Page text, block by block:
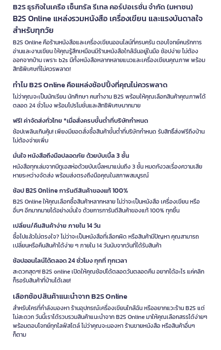
B2S ธุรกิจในเครือ เซ็นทรัล รีเทล คอร์ปอเรชั่น จำกัด (มหาชน)
B2S Online แหล่งรวมหนังสือ เครื่องเขียน และแรงบันดาลใจ
สำหรับทุกวัย
B2S Online คือร้านหนังสือและเครื่องเขียนออนไลน์ที่ครบครัน ตอบโจทย์คนรักการ
อ่านและงานเขียน ให้คุณรู้สึกเหมือนมีร้านหนังสือใกล้ฉันอยู่ในมือ ช้อปง่าย ไม่ต้อง
ออกจากบ้าน เพราะ b2s มีทั้งหนังสือหลากหลายแนวและเครื่องเขียนคุณภาพ พร้อม
สิทธิพิเศษที่ไม่ควรพลาด!
ทำไม B2S Online คือแหล่งช้อปปิ้งที่คุณไม่ควรพลาด
ไม่ว่าคุณจะเป็นนักเรียน นักศึกษา คนทำงาน B2S พร้อมให้คุณเลือกสินค้าคุณภาพได้
ตลอด 24 ชั่วโมง พร้อมโปรโมชั่นและสิทธิพิเศษมากมาย
ฟรี! ค่าจัดส่งทั่วไทย *เมื่อสั่งครบขั้นต่ำที่บริษัทกำหนด
ช้อปเพลินเกินคุ้ม! เพียงมียอดสั่งซื้อสินค้าขั้นต่ำที่บริษัทกำหนด รับสิทธิ์ส่งฟรีถึงบ้าน
ไม่ต้องจ่ายเพิ่ม
มั่นใจ หนังสือถึงมือปลอดภัย ด้วยบับเบิ้ล 3 ชั้น
หนังสือทุกเล่มจากบีทูเอสห่อด้วยบับเบิ้ลหนาแน่นถึง 3 ชั้น หมดกังวลเรื่องความเสีย
หายระหว่างจัดส่ง พร้อมส่งตรงถึงมือคุณในสภาพสมบูรณ์
ช้อป B2S Online การันตีสินค้าของแท้ 100%
B2S Online ให้คุณเลือกซื้อสินค้าหลากหลาย ไม่ว่าจะเป็นหนังสือ เครื่องเขียน หรือ
อื่นๆ อีกมากมายได้อย่างมั่นใจ ด้วยการการันตีสินค้าของแท้ 100% ทุกชิ้น
เปลี่ยน/คืนสินค้าง่าย ภายใน 14 วัน
ซื้อไปแล้วไม่ตรงใจ? ไม่ว่าจะเป็นหนังสือที่เลือกผิด หรือสินค้ามีปัญหา คุณสามารถ
เปลี่ยนหรือคืนสินค้าได้ง่าย ๆ ภายใน 14 วันนับจากวันที่ได้รับสินค้า
ช้อปออนไลน์ได้ตลอด 24 ชั่วโมง ทุกที่ ทุกเวลา
สะดวกสุดๆ! B2S online เปิดให้คุณช้อปได้ตลอดวันตลอดคืน อยากได้อะไร แค่คลิก
ก็รอรับสินค้าที่บ้านได้เลย!
เลือกช้อปสินค้าแนะนำจาก B2S Online
สำหรับใครที่กำลังมองหา ร้านอุปกรณ์เครื่องเขียนใกล้ฉัน หรืออยากแวะร้าน B2S แต่
ไม่สะดวก วันนี้เราได้รวบรวมสินค้าแนะนำจาก B2S Online มาให้คุณเลือกสรรได้ง่ายๆ
พร้อมตอบโจทย์ทุกไลฟ์สไตล์ ไม่ว่าคุณจะมองหา ร้านขายหนังสือ หรือสินค้าอื่นๆ
ก็ตาม